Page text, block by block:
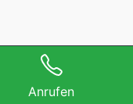
Anrufen